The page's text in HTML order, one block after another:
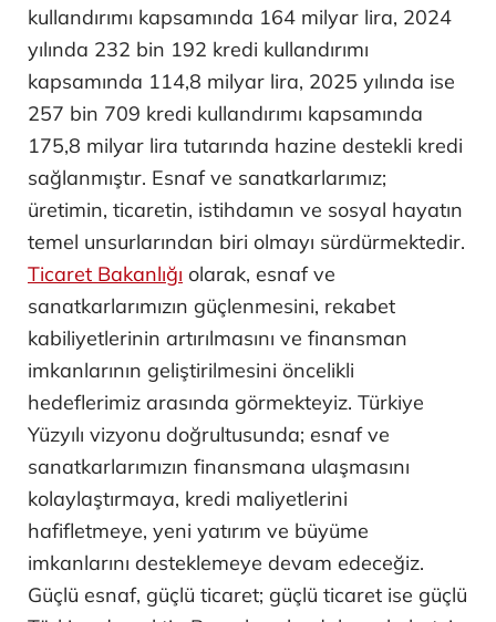
kullandırımı kapsamında 164 milyar lira, 2024
yılında 232 bin 192 kredi kullandırımı
kapsamında 114,8 milyar lira, 2025 yılında ise
257 bin 709 kredi kullandırımı kapsamında
175,8 milyar lira tutarında hazine destekli kredi
sağlanmıştır. Esnaf ve sanatkarlarımız;
üretimin, ticaretin, istihdamın ve sosyal hayatın
temel unsurlarından biri olmayı sürdürmektedir.
Ticaret Bakanlığı olarak, esnaf ve
sanatkarlarımızın güçlenmesini, rekabet
kabiliyetlerinin artırılmasını ve finansman
imkanlarının geliştirilmesini öncelikli
hedeflerimiz arasında görmekteyiz. Türkiye
Yüzyılı vizyonu doğrultusunda; esnaf ve
sanatkarlarımızın finansmana ulaşmasını
kolaylaştırmaya, kredi maliyetlerini
hafifletmeye, yeni yatırım ve büyüme
imkanlarını desteklemeye devam edeceğiz.
Güçlü esnaf, güçlü ticaret; güçlü ticaret ise güçlü